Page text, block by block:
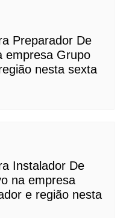
Preparador De
empresa Grupo
nesta sexta
Instalador De
na empresa
e região nesta